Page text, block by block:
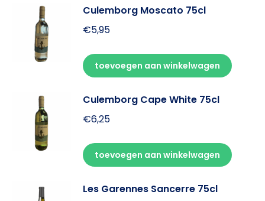
Culemborg Moscato 75cl
€5,95
toevoegen aan winkelwagen
Culemborg Cape White 75cl
€6,25
toevoegen aan winkelwagen
Les Garennes Sancerre 75cl